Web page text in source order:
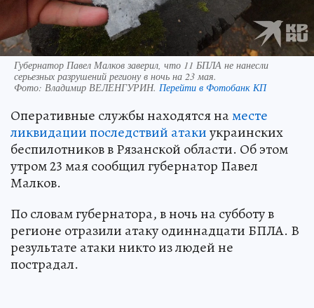
Губернатор Павел Малков заверил, что 11 БПЛА не нанесли
серьезных разрушений региону в ночь на 23 мая.
Фото: Владимир ВЕЛЕНГУРИН. Перейти в Фотобанк КП
Оперативные службы находятся наместе
ликвидации последствий атакиукраинских
беспилотников в Рязанской области. Об этом
утром 23 мая сообщил губернатор Павел
Малков.
По словам губернатора, в ночь на субботу в
регионе отразили атаку одиннадцати БПЛА. В
результате атаки никто из людей не
пострадал.